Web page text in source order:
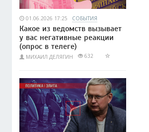
01.06.2026 17:25 СОБЫТИЯ
Какое из ведомств вызывает
у вас негативные реакции
(опрос в телеге)
МИХАИЛ ДЕЛЯГИН 632